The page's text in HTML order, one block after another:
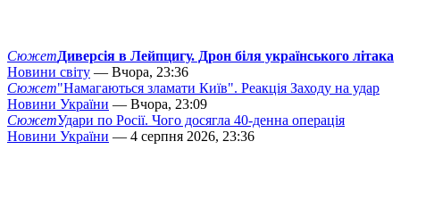
СюжетДиверсія в Лейпцигу. Дрон біля українського літака
Новини світу — Вчора, 23:36
Сюжет"Намагаються зламати Київ". Реакція Заходу на удар
Новини України — Вчора, 23:09
СюжетУдари по Росії. Чого досягла 40-денна операція
Новини України — 4 серпня 2026, 23:36